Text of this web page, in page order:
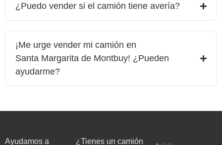
¿Puedo vender si el camión tiene avería?
¡Me urge vender mi camión en
Santa Margarita de Montbuy! ¿Pueden
ayudarme?
Ayudamos a
¿Tienes un camión